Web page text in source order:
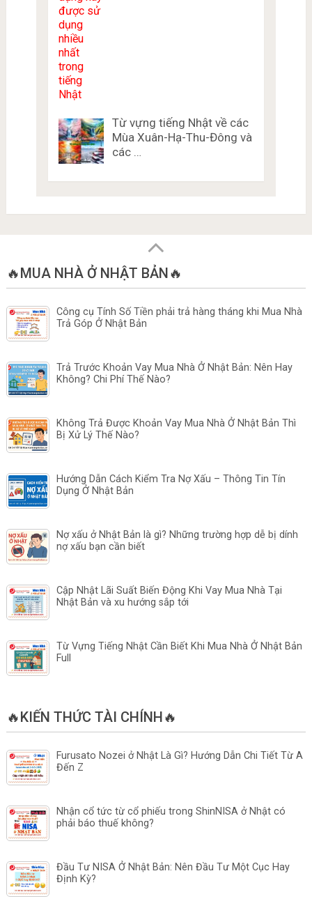
Từ vựng tiếng Nhật về các
Mùa Xuân-Hạ-Thu-Đông và
các …
🔥MUA NHÀ Ở NHẬT BẢN🔥
Công cụ Tính Số Tiền phải trả hàng tháng khi Mua Nhà
Trả Góp Ở Nhật Bản
Trả Trước Khoản Vay Mua Nhà Ở Nhật Bản: Nên Hay
Không? Chi Phí Thế Nào?
Không Trả Được Khoản Vay Mua Nhà Ở Nhật Bản Thì
Bị Xử Lý Thế Nào?
Hướng Dẫn Cách Kiểm Tra Nợ Xấu – Thông Tin Tín
Dụng Ở Nhật Bản
Nợ xấu ở Nhật Bản là gì? Những trường hợp dễ bị dính
nợ xấu bạn cần biết
Cập Nhật Lãi Suất Biến Động Khi Vay Mua Nhà Tại
Nhật Bản và xu hướng sắp tới
Từ Vựng Tiếng Nhật Cần Biết Khi Mua Nhà Ở Nhật Bản
Full
🔥KIẾN THỨC TÀI CHÍNH🔥
Furusato Nozei ở Nhật Là Gì? Hướng Dẫn Chi Tiết Từ A
Đến Z
Nhận cổ tức từ cổ phiếu trong ShinNISA ở Nhật có
phải báo thuế không?
Đầu Tư NISA Ở Nhật Bản: Nên Đầu Tư Một Cục Hay
Định Kỳ?